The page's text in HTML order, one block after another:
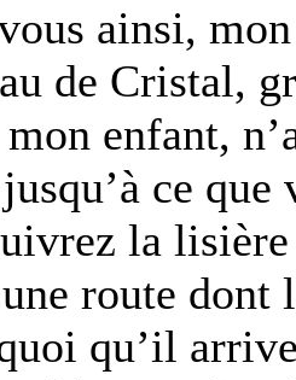
ainsi, mon
de Cristal,
enfant,
ce
la
route dont
qu’il